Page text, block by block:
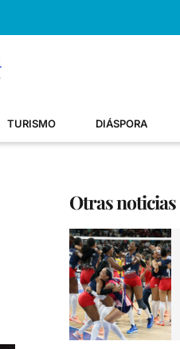
TURISMO DIÁSPORA
Otras noticias